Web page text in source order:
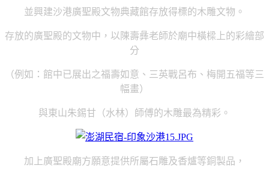
並興建沙港廣聖殿文物典藏館存放得標的木雕文物。
存放的廣聖殿的文物中，以陳壽彝老師於廟中橫樑上的彩繪部
分
（例如：館中已展出之福壽如意、三英戰呂布、梅開五福等三
幅畫）
與東山朱錫甘（水林）師傅的木雕最為精彩。
加上廣聖殿廟方願意提供所屬石雕及香爐等銅製品，